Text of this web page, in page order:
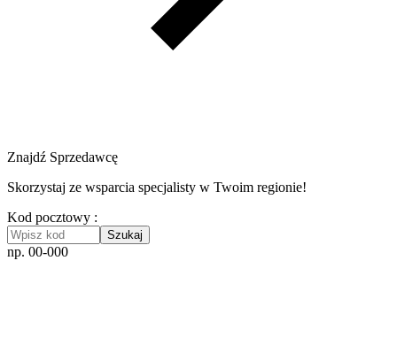
Znajdź Sprzedawcę
Skorzystaj ze wsparcia specjalisty w Twoim regionie!
Kod pocztowy :
Szukaj
np. 00-000